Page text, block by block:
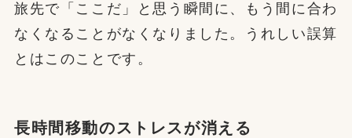
旅先で「ここだ」と思う瞬間に、もう間に合わ
なくなることがなくなりました。うれしい誤算
とはこのことです。
長時間移動のストレスが消える